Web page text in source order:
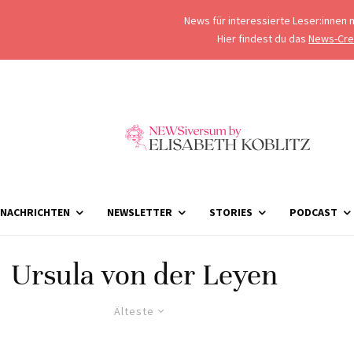
News für interessierte Leser:innen
Hier findest du das News-
NACHRICHTEN NEWSLETTER STORIES PODCAST
Ursula von der Leyen
Älteste